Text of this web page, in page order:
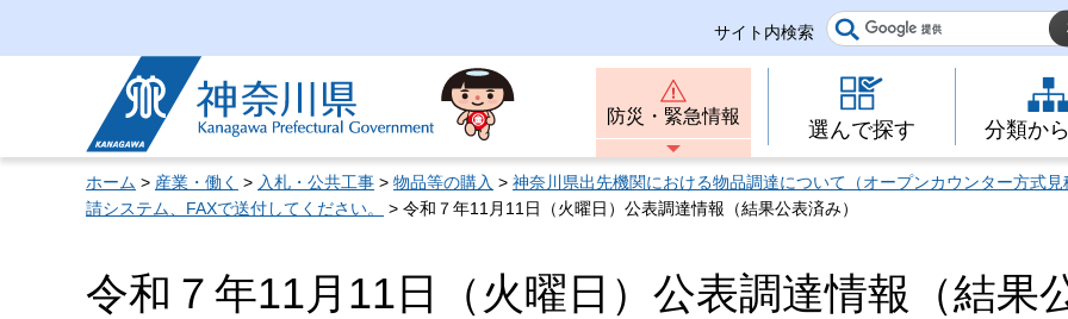
サイト内検索
神奈川県
防災・緊急情報
選んで探す 分類か
ホーム > 産業・働く > 入札・公共工事 > 物品等の購入 > 神奈川県出先機関における物品調達について（オープンカウンター方式
請システム、FAXで送付してください。
> 令和７年11月11日（火曜日）公表調達情報（結果公表済み）
令和７年11月11日（火曜日）公表調達情報（結果